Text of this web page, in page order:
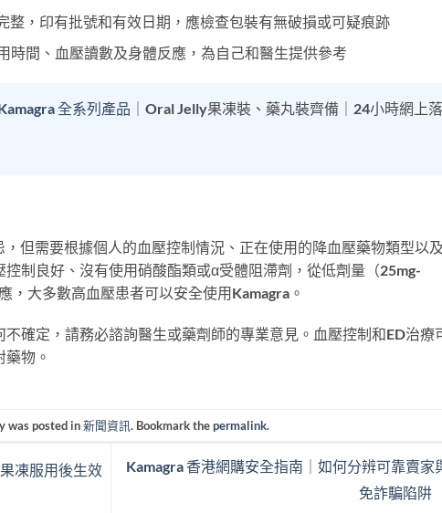
整，印有批號和有效日期，應檢查包裝有無破損或可疑痕跡
時間、血壓讀數及身體反應，為自己和醫生提供參考
全系列產品 ｜Oral Jelly果凍裝、藥丸裝齊備｜24小時網上落
但需要根據個人的血壓控制情況、正在使用的降血壓藥物類型以
制良好、沒有使用硝酸酯類或α受體阻滯劑，從低劑量（25mg-
，大多數高血壓患者可以安全使用Kamagra。
確定，請務必諮詢醫生或藥劑師的專業意見。血壓控制和ED治療
物。
was posted in新聞資訊. Bookmark thepermalink.
凍服用後生效
Kamagra 香港網購安全指南｜如何分辨可靠賣家
免詐騙陷阱